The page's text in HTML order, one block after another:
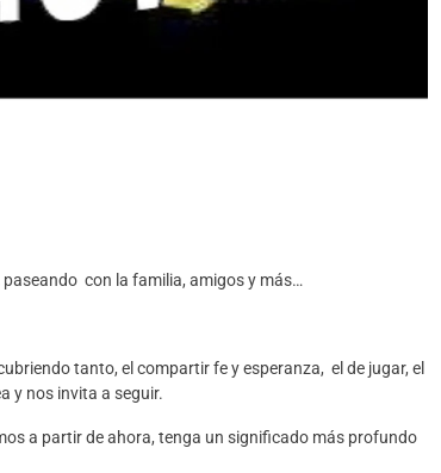
con la familia, amigos y más…
tanto, el compartir fe y esperanza, el de jugar, el
y nos invita a seguir.
a partir de ahora, tenga un significado más profundo